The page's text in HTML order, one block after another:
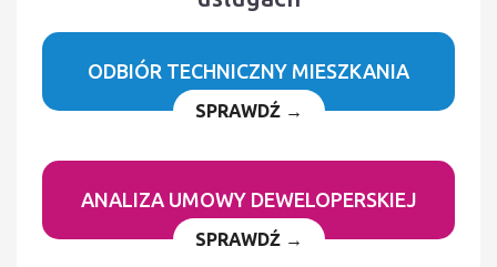
ODBIÓR TECHNICZNY MIESZKANIA
SPRAWDŹ →
ANALIZA UMOWY DEWELOPERSKIEJ
SPRAWDŹ →